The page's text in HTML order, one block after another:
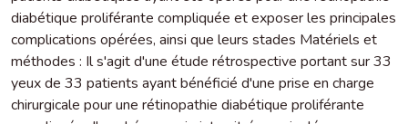
diabétique proliférante compliquée et exposer les principales
complications opérées, ainsi que leurs stades Matériels et
méthodes : Il s'agit d'une étude rétrospective portant sur 33
yeux de 33 patients ayant bénéficié d'une prise en charge
chirurgicale pour une rétinopathie diabétique proliférante